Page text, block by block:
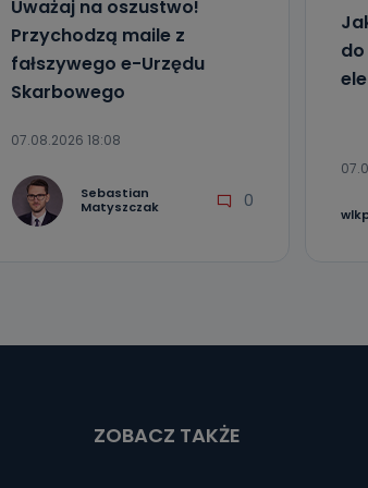
Uważaj na oszustwo!
Przychodzą maile z
fałszywego e-Urzędu
Skarbowego
07.08.2026 18:08
Sebastian
Matyszczak
0
ZOBACZ TAKŻE